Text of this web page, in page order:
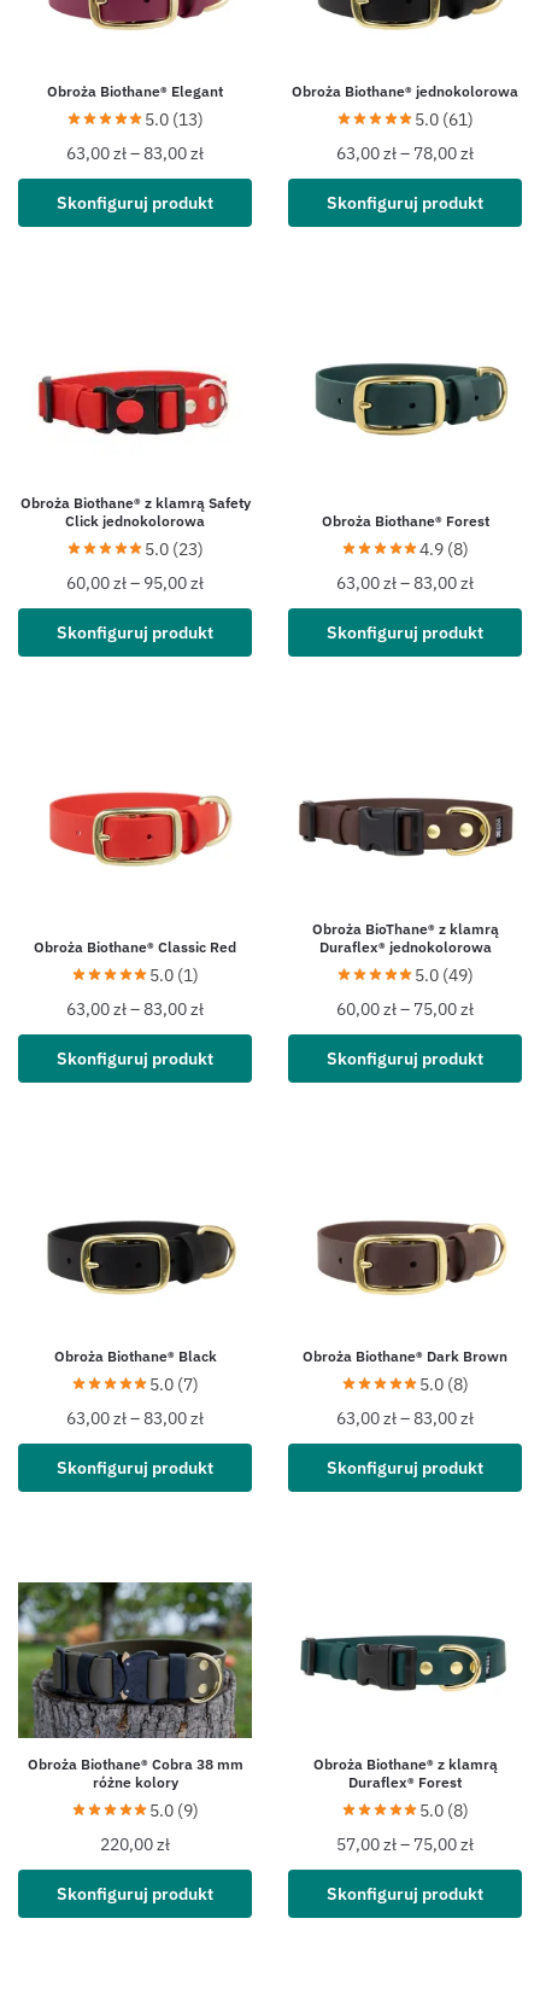
Obroża Biothane® Elegant
5.0 (13)
63,00zł–83,00zł
Skonfiguruj produkt
Obroża Biothane® jednokolorowa
5.0 (61)
63,00zł– 78,00zł
Skonfiguruj produkt
Obroża Biothane® z klamrą Safety
Click jednokolorowa
5.0 (23)
60,00zł– 95,00zł
Skonfiguruj produkt
Obroża Biothane® Forest
4.9 (8)
63,00zł–83,00zł
Skonfiguruj produkt
Obroża Biothane® Classic Red
5.0 (1)
63,00zł–83,00zł
Skonfiguruj produkt
Obroża BioThane® z klamrą
Duraflex® jednokolorowa
5.0 (49)
60,00zł– 75,00zł
Skonfiguruj produkt
Obroża Biothane® Black
5.0 (7)
63,00zł–83,00zł
Skonfiguruj produkt
Obroża Biothane® Dark Brown
5.0 (8)
63,00zł–83,00zł
Skonfiguruj produkt
Obroża Biothane® Cobra 38 mm
różne kolory
5.0 (9)
220,00zł
Skonfiguruj produkt
Obroża Biothane® z klamrą
Duraflex® Forest
5.0 (8)
57,00zł– 75,00zł
Skonfiguruj produkt